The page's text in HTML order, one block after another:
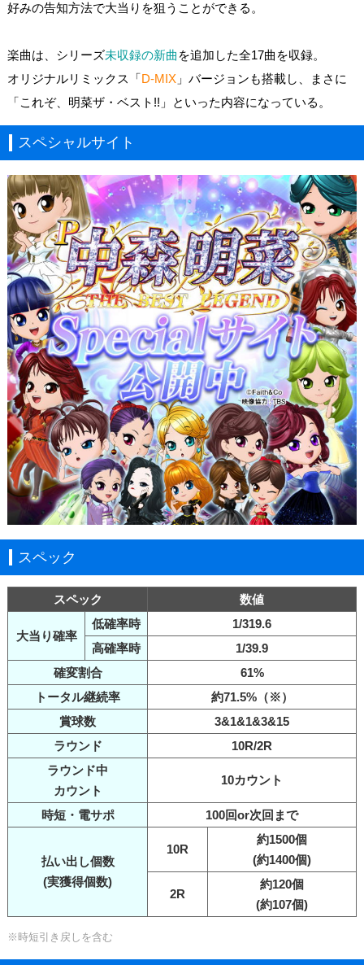
好みの告知方法で大当りを狙うことができる。
楽曲は、シリーズ未収録の新曲 を追加した全17曲を収録。
オリジナルリミックス「D-MIX」バージョンも搭載し、まさに
「これぞ、明菜ザ・ベスト!!」といった内容になっている。
スペシャルサイト
スペック
スペック 数値
大当り確率
低確率時
1/319.6
高確率時
1/39.9
確変割合
61%
トータル継続率
約71.5%（※）
賞球数
3&1&1&3&15
ラウンド
10R/2R
ラウンド中
カウント
10カウント
時短・電サポ 100回or次回まで
払い出し個数
(実獲得個数)
10R
約1500個
(約1400個)
2R
約120個
(約107個)
※時短引き戻しを含む